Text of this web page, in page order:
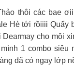
thôi các bae
Hè tới rồiiii
cho môi
1 combo
đã có ngay lớp